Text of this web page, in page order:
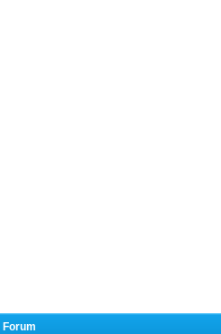
Forum